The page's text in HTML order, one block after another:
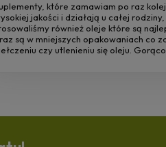
które zamawiam po raz
jakości i działają u całej
również oleje które są
są w mniejszych opakowaniach co
czy utlenieniu się oleju.